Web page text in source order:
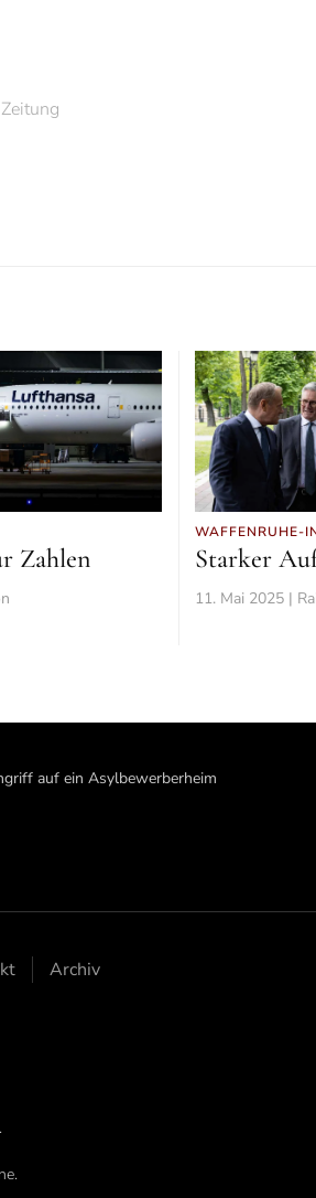
Zahlen
WAFFENRUHE-
Starker
11. Mai 2025 |
auf ein Asylbewerberheim
Archiv